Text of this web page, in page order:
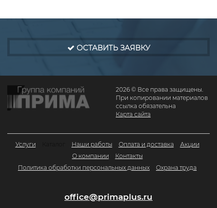
ОСТАВИТЬ ЗАЯВКУ
2026 © Все права защищены.
При копировании материалов
ссылка обязательна
Карта сайта
Услуги Наши работы Оплата и доставка
Акции
О компании
Контакты
Политика обработки персональных данных
Охрана труда
office@primaplus.ru